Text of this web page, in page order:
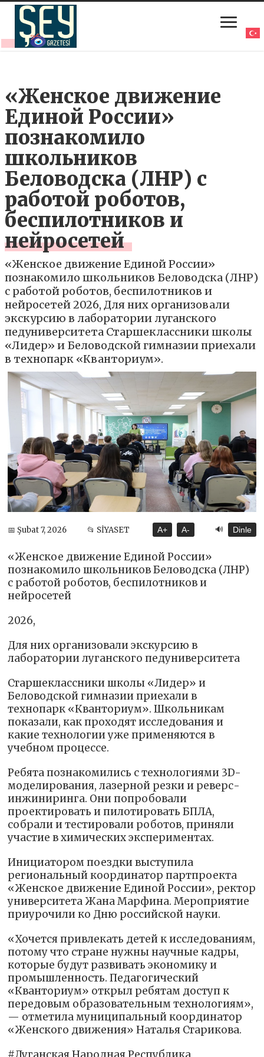
«Женское движение
Единой России»
познакомило
школьников
Беловодска (ЛНР) с
работой роботов,
беспилотников и
нейросетей
«Женское движение Единой России»
познакомило школьников Беловодска (ЛНР)
с работой роботов, беспилотников и
нейросетей 2026, Для них организовали
экскурсию в лаборатории луганского
педуниверситета Старшеклассники школы
«Лидер» и Беловодской гимназии приехали
в технопарк «Кванториум».
📅 Şubat 7, 2026 📂 SİYASET A+ A- 🔊 Dinle
«Женское движение Единой России»
познакомило школьников Беловодска (ЛНР)
с работой роботов, беспилотников и
нейросетей
2026,
Для них организовали экскурсию в
лаборатории луганского педуниверситета
Старшеклассники школы «Лидер» и
Беловодской гимназии приехали в
технопарк «Кванториум». Школьникам
показали, как проходят исследования и
какие технологии уже применяются в
учебном процессе.
Ребята познакомились с технологиями 3D-
моделирования, лазерной резки и реверс-
инжиниринга. Они попробовали
проектировать и пилотировать БПЛА,
собрали и тестировали роботов, приняли
участие в химических экспериментах.
Инициатором поездки выступила
региональный координатор партпроекта
«Женское движение Единой России», ректор
университета Жана Марфина. Мероприятие
приурочили ко Дню российской науки.
«Хочется привлекать детей к исследованиям,
потому что стране нужны научные кадры,
которые будут развивать экономику и
промышленность. Педагогический
«Кванториум» открыл ребятам доступ к
передовым образовательным технологиям»,
— отметила муниципальный координатор
«Женского движения» Наталья Старикова.